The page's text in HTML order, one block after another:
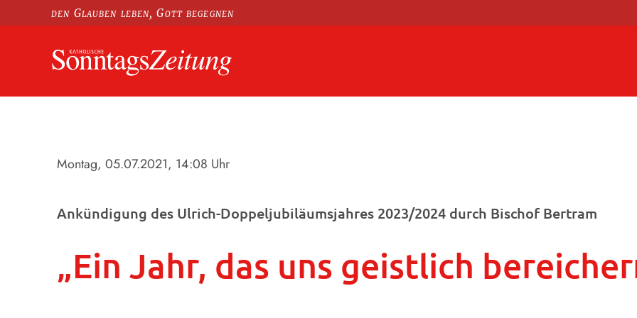
den Glauben leben, Gott begegnen
Montag, 05.07.2021, 14:08 Uhr
Ankündigung des Ulrich-Doppeljubiläumsjahres 2023/2024 durch Bischof Bertram
„Ein Jahr, das uns geistlich